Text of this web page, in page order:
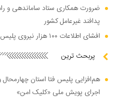
ضرورت همکاری ستاد ساماندهی و
پدافند غیرعامل کشور
افشای اطلاعات ۱۰۰ هزار نیروی پلیس در دارک وب
پربحث ترین
هم‌افزایی پلیس فتا استان
اجرای پویش ملی «کلیک امن»